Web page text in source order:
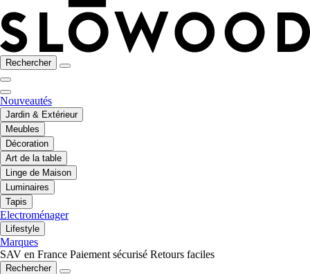
Rechercher
Nouveautés
Jardin & Extérieur
Meubles
Décoration
Art de la table
Linge de Maison
Luminaires
Tapis
Electroménager
Lifestyle
Marques
SAV en France Paiement sécurisé Retours faciles
Rechercher